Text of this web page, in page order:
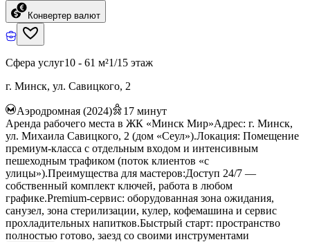
Конвертер валют
Сфера услуг10 - 61 м²1/15 этаж
г. Минск, ул. Савицкого, 2
Аэродромная (2024) 17 минут
Аренда рабочего места в ЖК «Минск Мир»Адрес: г. Минск,
ул. Михаила Савицкого, 2 (дом «Сеул»).Локация: Помещение
премиум-класса с отдельным входом и интенсивным
пешеходным трафиком (поток клиентов «с
улицы»).Преимущества для мастеров:Доступ 24/7 —
собственный комплект ключей, работа в любом
графике.Premium-сервис: оборудованная зона ожидания,
санузел, зона стерилизации, кулер, кофемашина и сервис
прохладительных напитков.Быстрый старт: пространство
полностью готово, заезд со своими инструментами